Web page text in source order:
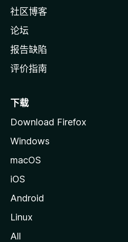
社区博客
论坛
报告缺陷
评价指南
下载
Download Firefox
Windows
macOS
iOS
Android
Linux
All